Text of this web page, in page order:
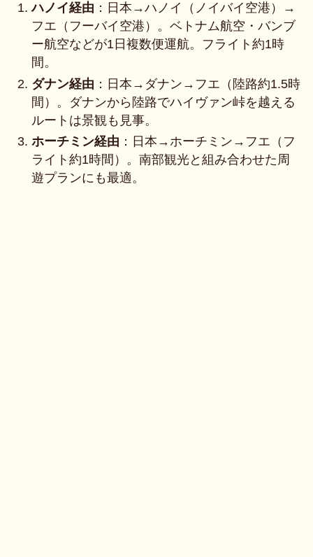
ハノイ経由 ：日本→ハノイ（ノイバイ空港）→
フエ（フーバイ空港）。ベトナム航空・バンブ
ー航空などが1日複数便運航。フライト約1時
間。
ダナン経由 ：日本→ダナン→フエ（陸路約1.5時
間）。ダナンから陸路でハイヴァン峠を越える
ルートは景観も見事。
ホーチミン経由 ：日本→ホーチミン→フエ（フ
ライト約1時間）。南部観光と組み合わせた周
遊プランにも最適。